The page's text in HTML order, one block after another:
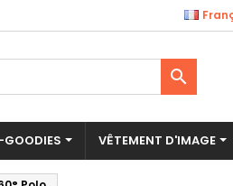
des produits à votre liste

VÊTEMENT D'IMAGE